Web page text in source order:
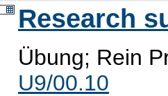
Research
Übung; Rein
U9/00.10